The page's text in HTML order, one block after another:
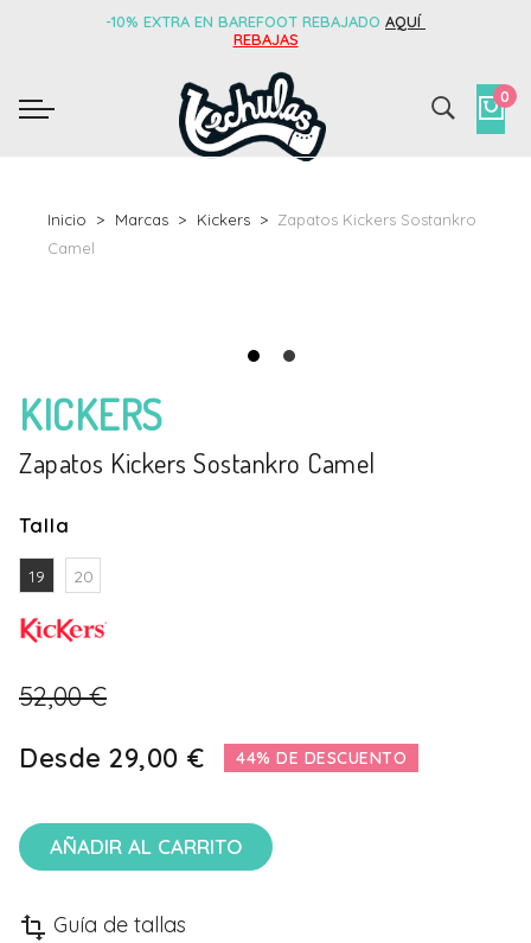
-10% EXTRA EN BAREFOOT REBAJADO AQUÍ
REBAJAS
0
Inicio Marcas Kickers
Zapatos Kickers Sostankro
Camel
KICKERS
Zapatos Kickers Sostankro Camel
Talla
19 20
52,00 €
Desde 29,00 € 44% DE DESCUENTO
AÑADIR AL CARRITO
transform Guía de tallas